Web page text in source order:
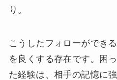
り。
こうしたフォローができ
を良くする存在です。困
た経験は、相手の記憶に